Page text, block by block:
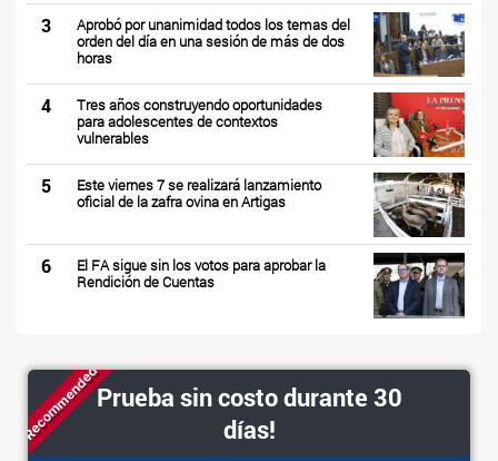
3
Aprobó por unanimidad todos los temas del
orden del día en una sesión de más de dos
horas
4
Tres años construyendo oportunidades
para adolescentes de contextos
vulnerables
5
Este viernes 7 se realizará lanzamiento
oficial de la zafra ovina en Artigas
6
El FA sigue sin los votos para aprobar la
Rendición de Cuentas
RecommendedPrueba sin costo durante 30
días!